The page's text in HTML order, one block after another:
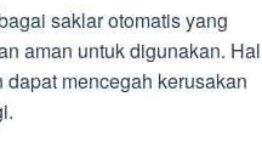
saklar otomatis yang
aman untuk digunakan. Hal
mencegah kerusakan